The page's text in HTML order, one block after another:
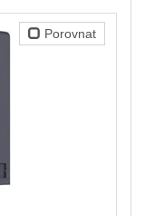
Porovnat